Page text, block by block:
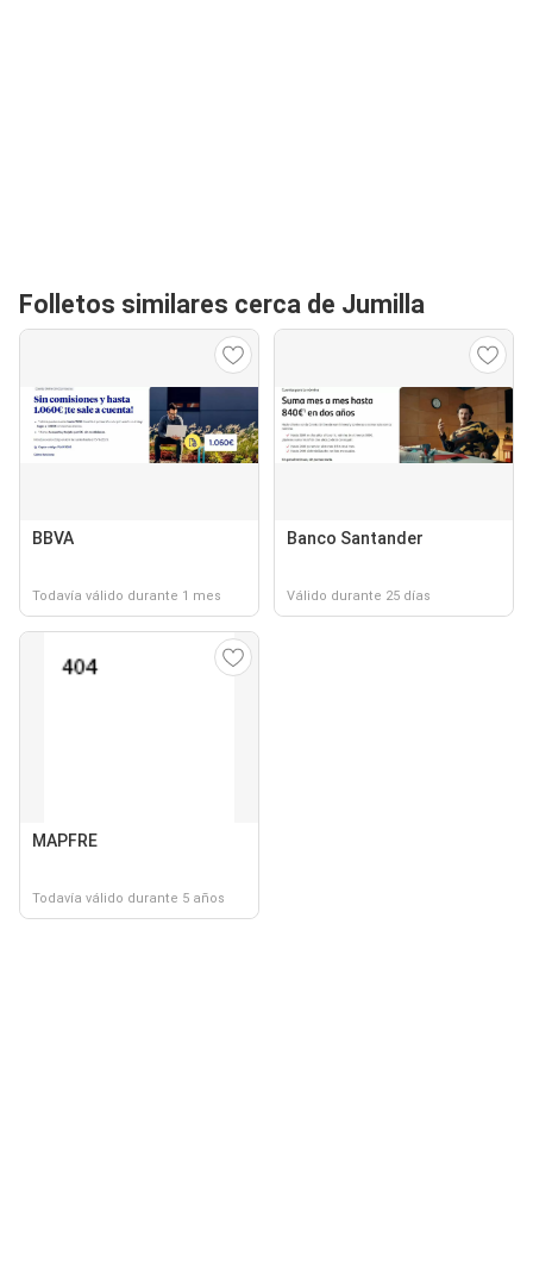
Folletos similares cerca de Jumilla
BBVA
Todavía válido durante 1 mes
Banco Santander
Válido durante 25 días
MAPFRE
Todavía válido durante 5 años